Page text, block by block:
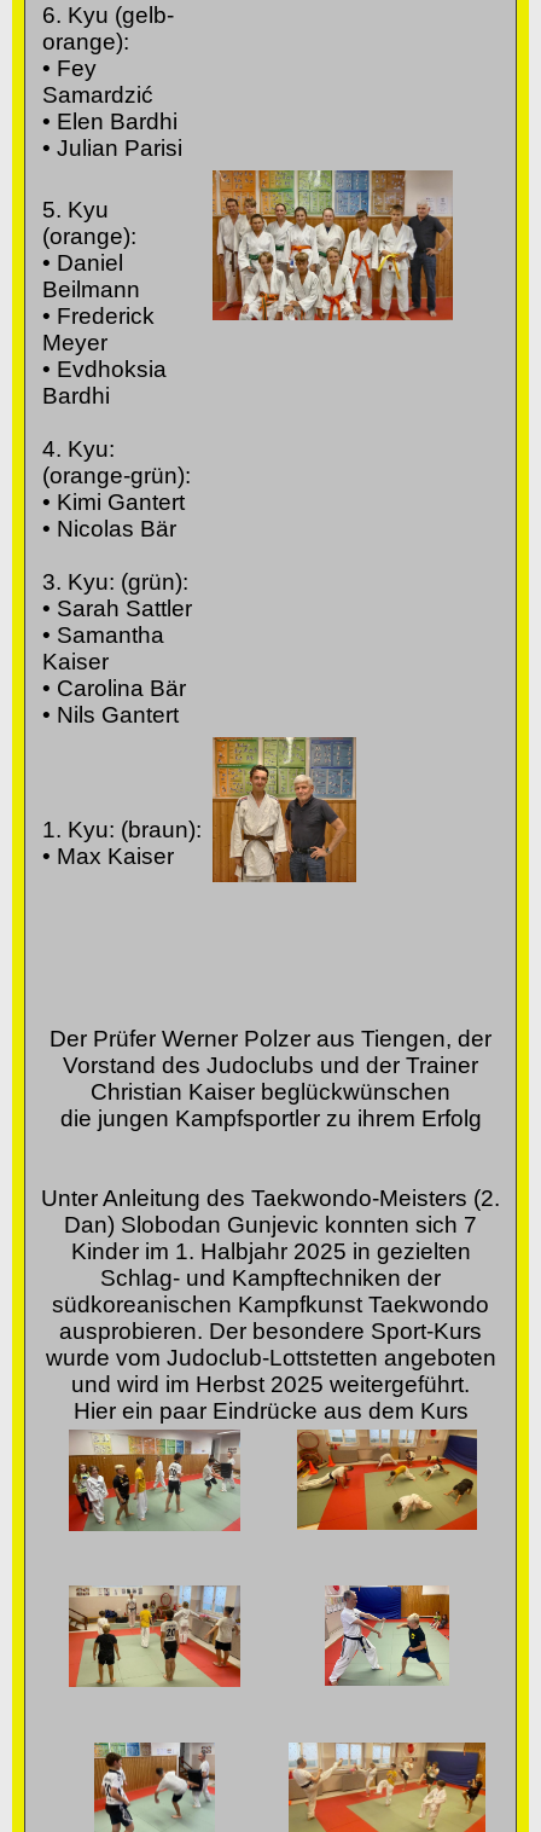
6. Kyu (gelb-
orange):
• Fey
Samardzić
• Elen Bardhi
• Julian Parisi
5. Kyu
(orange):
• Daniel
Beilmann
• Frederick
Meyer
• Evdhoksia
Bardhi
4. Kyu:
(orange-grün):
• Kimi Gantert
• Nicolas Bär
3. Kyu: (grün):
• Sarah Sattler
• Samantha
Kaiser
• Carolina Bär
• Nils Gantert
1. Kyu: (braun):
• Max Kaiser
Der Prüfer Werner Polzer aus Tiengen, der
Vorstand des Judoclubs und der Trainer
Christian Kaiser beglückwünschen
die jungen Kampfsportler zu ihrem Erfolg
Unter Anleitung des Taekwondo-Meisters (2.
Dan) Slobodan Gunjevic konnten sich 7
Kinder im 1. Halbjahr 2025 in gezielten
Schlag- und Kampftechniken der
südkoreanischen Kampfkunst Taekwondo
ausprobieren. Der besondere Sport-Kurs
wurde vom Judoclub-Lottstetten angeboten
und wird im Herbst 2025 weitergeführt.
Hier ein paar Eindrücke aus dem Kurs